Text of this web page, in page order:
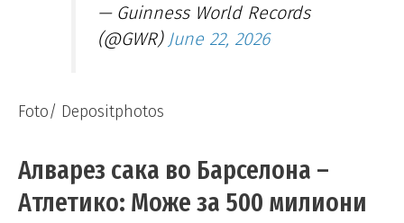
— Guinness World Records
(@GWR) June 22, 2026
Foto/ Depositphotos
Алварез сака во Барселона –
Атлетико: Може за 500 милиони